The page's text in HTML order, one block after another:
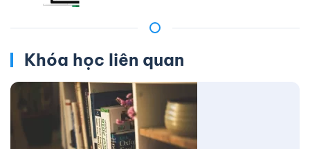
Khóa học liên quan